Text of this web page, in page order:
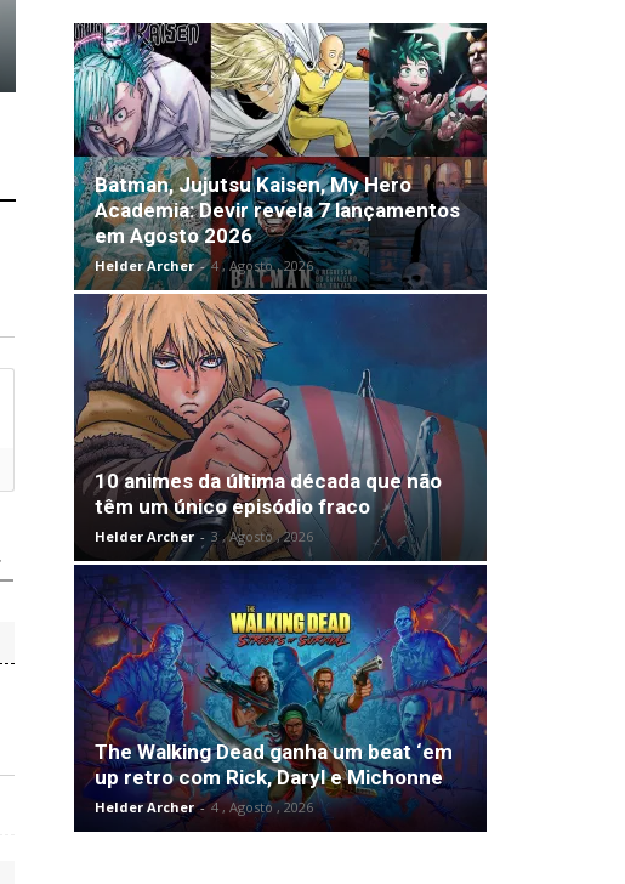
Batman, Jujutsu Kaisen, My Hero
Academia: Devir revela 7 lançamentos
em Agosto 2026
Helder Archer - 4 , Agosto , 2026
10 animes da última década que não
têm um único episódio fraco
Helder Archer - 3 , Agosto , 2026
The Walking Dead ganha um beat ‘em
up retro com Rick, Daryl e Michonne
Helder Archer - 4 , Agosto , 2026